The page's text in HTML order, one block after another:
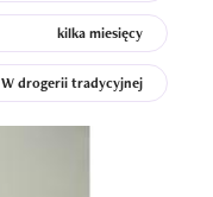
kilka miesięcy
W drogerii tradycyjnej